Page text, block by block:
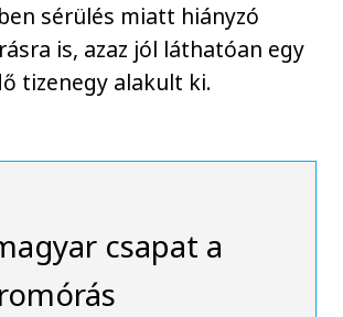
sérülés miatt hiányzó
is, azaz jól láthatóan egy
tizenegy alakult ki.
csapat a